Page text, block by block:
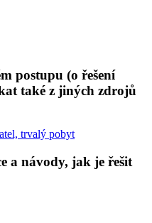
postupu (o řešení
také z jiných zdrojů
trvalý pobyt
a návody, jak je řešit